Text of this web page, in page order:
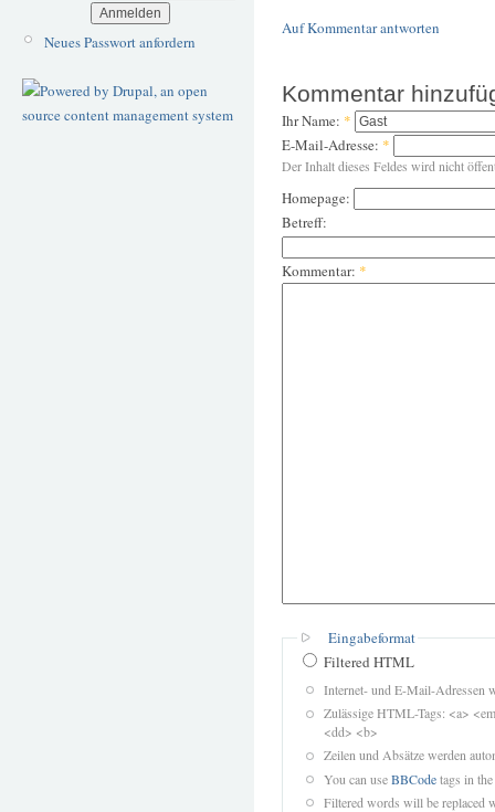
Neues Passwort anfordern
Auf Kommentar antworten
Kommentar
Ihr Name: *
E-Mail-Adresse: *
Der Inhalt dieses Feldes wird nicht
Homepage:
Betreff:
Kommentar: *
Eingabeformat
Filtered HTML
Internet- und E-Mail-Adressen
Zulässige HTML-Tags: <a>
<dd> <b>
Zeilen und Absätze werden
You can useBBCodetags in
Filtered words will be replaced